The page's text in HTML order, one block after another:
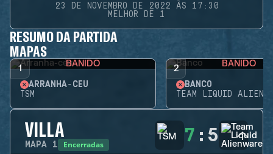
23 DE NOVEMBRO DE 2022 ÀS 17:30
MELHOR DE 1
RESUMO DA PARTIDA
MAPAS
1 BANIDO
ARRANHA-CÉU
TSM
2 BANIDO
BANCO
TEAM LIQUID
VILLA
MAPA 1 Encerradas 7 : 5